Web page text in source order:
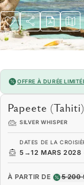
OFFRE À DURÉE
Papeete
SILVER WHISPER
DATES DE LA
5 →12 MARS 2028
À PARTIR DE 5 200